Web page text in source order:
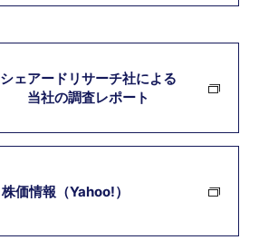
シェアードリサーチ社による
当社の調査レポート
株価情報（Yahoo!）